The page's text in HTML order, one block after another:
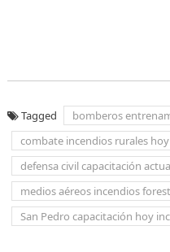
Tagged
bomberos
combate incendios rurales hoy
defensa civil capacitación
medios aéreos incendios
San Pedro capacitación hoy